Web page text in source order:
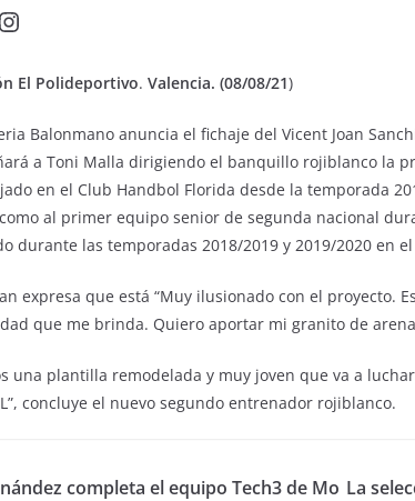
Instagram
El Polideportivo. Valencia. (08/08/21)
Balonmano anuncia el fichaje del Vicent Joan
a Toni Malla dirigiendo el banquillo rojiblanco la
en el Club Handbol Florida desde la temporada
al primer equipo senior de segunda nacional
durante las temporadas 2018/2019 y 2019/2020 en
expresa que está “Muy ilusionado con el proyecto.
que me brinda. Quiero aportar mi granito de
una plantilla remodelada y muy joven que va a
concluye el nuevo segundo entrenador rojiblanco.
completa el equipo Tech3 de Mo La